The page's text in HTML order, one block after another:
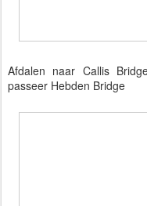
Afdalen naar Callis
passeer Hebden Bridge